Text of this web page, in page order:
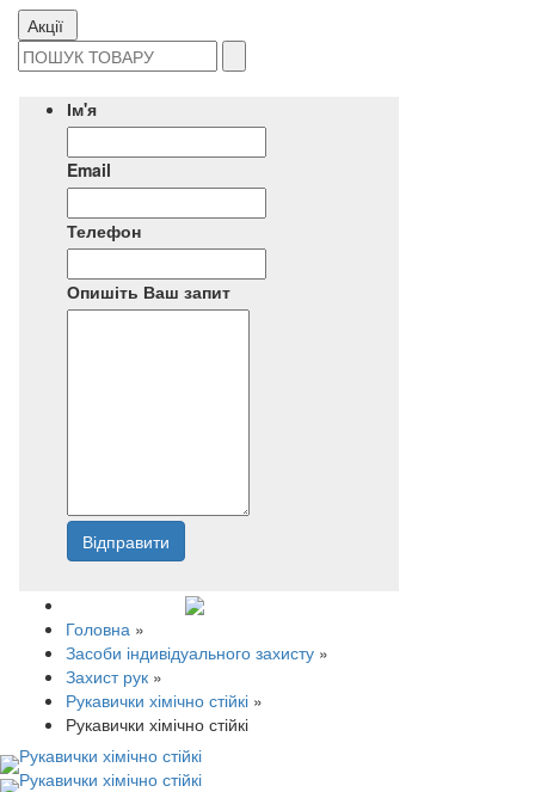
Акції
Ім'я
Email
Телефон
Опишіть Ваш запит
Відправити
Головна »
Засоби індивідуального захисту »
Захист рук »
Рукавички хімічно стійкі »
Рукавички хімічно стійкі